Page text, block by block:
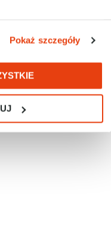
Pokaż szczegóły